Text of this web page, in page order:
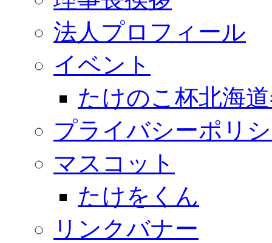
法人プロフィール
イベント
たけのこ杯北海
プライバシーポリ
マスコット
たけをくん
リンクバナー